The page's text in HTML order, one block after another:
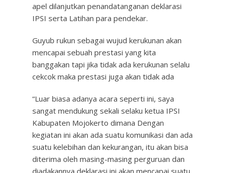
apel dilanjutkan penandatanganan deklarasi
IPSI serta Latihan para pendekar.
Guyub rukun sebagai wujud kerukunan akan
mencapai sebuah prestasi yang kita
banggakan tapi jika tidak ada kerukunan selalu
cekcok maka prestasi juga akan tidak ada
“Luar biasa adanya acara seperti ini, saya
sangat mendukung sekali selaku ketua IPSI
Kabupaten Mojokerto dimana Dengan
kegiatan ini akan ada suatu komunikasi dan ada
suatu kelebihan dan kekurangan, itu akan bisa
diterima oleh masing-masing perguruan dan
diadakannya deklarasi ini akan mencapai suatu